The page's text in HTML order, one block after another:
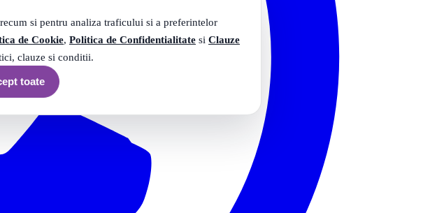
si pentru analiza traficului si a preferintelor
de Cookie, Politica de Confidentialitate si Clauze
clauze si conditii.
toate